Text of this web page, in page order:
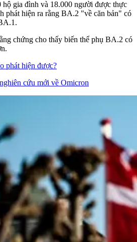
gia đình và 18.000 người được thực
phát hiện ra rằng BA.2 "về căn bản" có
chứng cho thấy biến thể phụ BA.2 có
phát hiện được?
cứu mới về Omicron